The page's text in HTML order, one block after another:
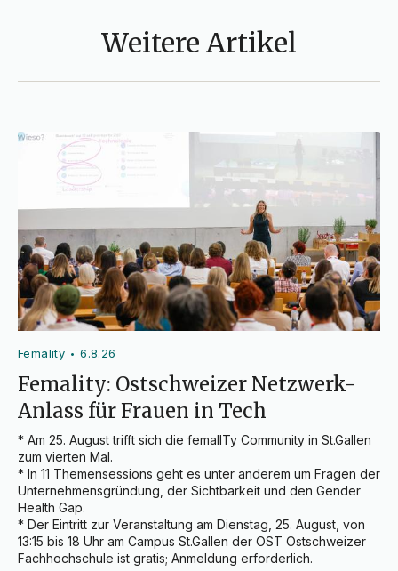
Weitere Artikel
Femality •6.8.26
Femality: Ostschweizer Netzwerk-
Anlass für Frauen in Tech
* Am 25. August trifft sich die femalITy Community in St.Gallen
zum vierten Mal.
* In 11 Themensessions geht es unter anderem um Fragen der
Unternehmensgründung, der Sichtbarkeit und den Gender
Health Gap.
* Der Eintritt zur Veranstaltung am Dienstag, 25. August, von
13:15 bis 18 Uhr am Campus St.Gallen der OST Ostschweizer
Fachhochschule ist gratis; Anmeldung erforderlich.